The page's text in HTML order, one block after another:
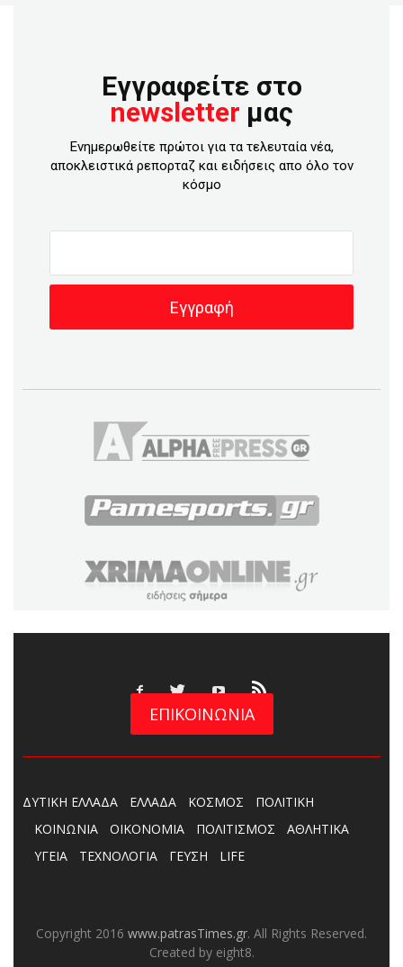
Εγγραφείτε στο
newsletter μας
Ενημερωθείτε πρώτοι για τα τελευταία νέα,
αποκλειστικά ρεπορταζ και ειδήσεις απο όλο τον
κόσμο
ΕΠΙΚΟΙΝΩΝΙΑ
ΔΥΤΙΚΗ ΕΛΛΑΔΑ ΕΛΛΑΔΑ ΚΟΣΜΟΣ
ΠΟΛΙΤΙΚΗ
ΚΟΙΝΩΝΙΑ
ΟΙΚΟΝΟΜΙΑ ΠΟΛΙΤΙΣΜΟΣ
ΑΘΛΗΤΙΚΑ
ΥΓΕΙΑ
ΤΕΧΝΟΛΟΓΙΑ ΓΕΥΣΗ LIFE
Copyright 2016 www.patrasTimes.gr. All Rights Reserved.
Created by eight8.